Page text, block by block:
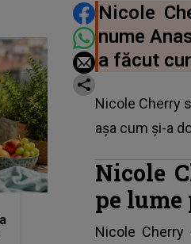
DISTRIBUIE
Nicole
nume
a făcut
Nicole Cherry
așa cum și-a
Nicole
pe lume
Nicole